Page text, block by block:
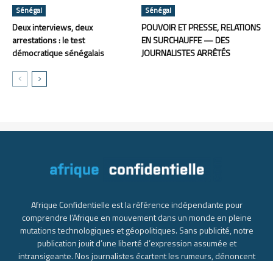
Sénégal
Deux interviews, deux
arrestations : le test
démocratique sénégalais
Sénégal
POUVOIR ET PRESSE, RELATIONS
EN SURCHAUFFE — DES
JOURNALISTES ARRÊTÉS
Afrique Confidentielle est la référence indépendante pour
comprendre l’Afrique en mouvement dans un monde en pleine
mutations technologiques et géopolitiques. Sans publicité, notre
publication jouit d’une liberté d’expression assumée et
intransigeante. Nos journalistes écartent les rumeurs, dénoncent